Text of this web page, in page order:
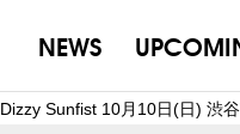
NEWS
Dizzy Sunfist 10月10日(日) 渋